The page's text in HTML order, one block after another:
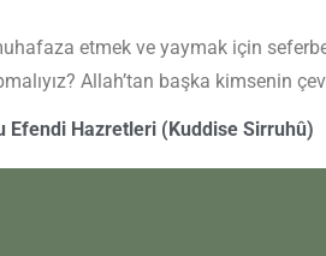
etmek ve yaymak için
Allah’tan başka kimsenin
Efendi Hazretleri (Kuddise Sirruhû)